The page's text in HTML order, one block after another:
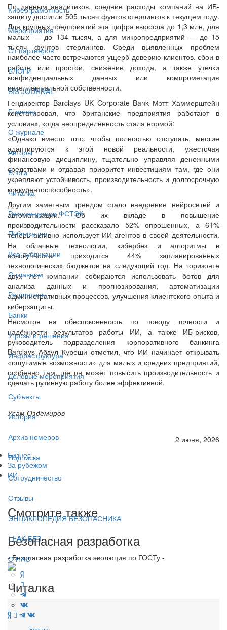
Киберграмотность
Мероприятия
От партнёров
БЛОГИ
BIS JOURNAL
Главная
О журнале
Авторы
Блоги
Читалка
Рекомендации ФСТЭК
Публикации
Все публикации
О главном
Регуляторы
Банки
Угрозы и решения
Инфраструктура
Деловые мероприятия
Субъекты
История
Архив номеров
Подписка
Сотрудничество
Отзывы
ЭНЦИКЛОПЕДИЯ БЕЗОПАСНИКА
LEAK-БЕЗ
О НАС
По данным аналитиков, средние расходы компаний на ИБ-
защиту достигли 505 тысяч фунтов стерлингов к текущем году.
Для крупных предприятий эта цифра выросла до 1,3 млн, для
малых — до 134 тысяч, а для микропредприятий — до 15
тысяч фунтов стерлингов. Среди выявленных проблем
наиболее часто встречаются ущерб доверию клиентов, сбои в
работе или простои, снижение дохода, а также утечки
конфиденциальных данных или компрометация
интеллектуальной собственности.
Гендиректор Barclays UK Corporate Bank Мэтт Хаммерштейн
констатировал, что британские предприятия работают в
условиях, когда неопределённость стала нормой:
«Однако вместо того, чтобы полностью отступать, многие
адаптируются к этой новой реальности, ужесточая
финансовую дисциплину, тщательно управляя денежными
средствами и отдавая приоритет инвестициям там, где они
укрепляют устойчивость, производительность и долгосрочную
конкурентоспособность».
Другим заметным трендом стало внедрение нейросетей и
автоматизации. Об их вкладе в повышение
производительности рассказало 52% опрошенных, а 61%
теперь активно использует ИИ-агентов в своей деятельности.
На облачные технологии, кибербез и алгоритмы в
совокупности приходится 44% запланированных
технологических бюджетов на следующий год. На горизонте
двух лет компании собираются использовать ботов для
анализа данных и прогнозирования, автоматизации
административных процессов, улучшения клиентского опыта и
киберзащиты.
Несмотря на обеспокоенность по поводу точности и
надёжности результатов работы ИИ, а также ИБ-рисков,
руководитель подразделения корпоративного банкинга
Barclays Абдул Куреши отметил, что ИИ начинает открывать
«ощутимые возможности» для малых и средних предприятий,
особенно там, где он может повысить производительность и
сделать рутинную работу более эффективной.
Усам Оздемиров
2 июня, 2026
Бизнес
За рубежом
ИИ
Смотрите также
Безопасная разработка
- Безопасная разработка эволюция по ГОСТу -
Читалка